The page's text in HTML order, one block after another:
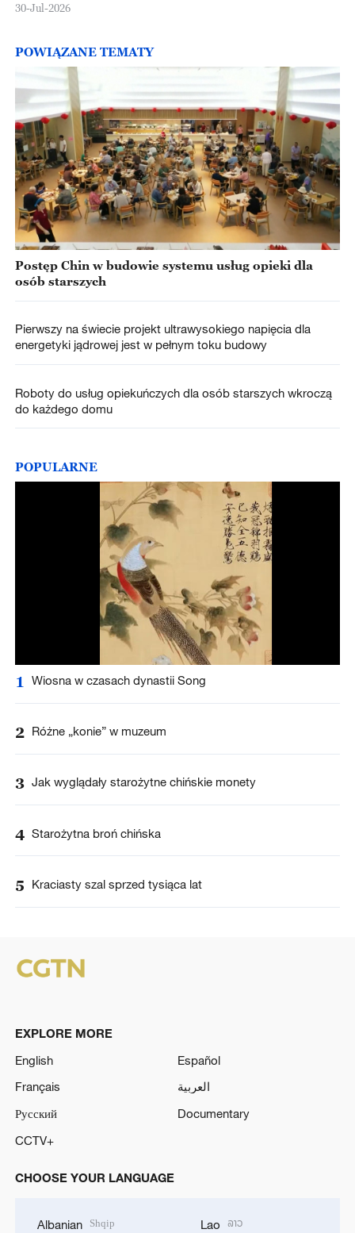
30-Jul-2026
POWIĄZANE TEMATY
Postęp Chin w budowie systemu usług opieki dla
osób starszych
Pierwszy na świecie projekt ultrawysokiego napięcia dla
energetyki jądrowej jest w pełnym toku budowy
Roboty do usług opiekuńczych dla osób starszych wkroczą
do każdego domu
POPULARNE
1 Wiosna w czasach dynastii Song
2 Różne „konie” w muzeum
3 Jak wyglądały starożytne chińskie monety
4 Starożytna broń chińska
5 Kraciasty szal sprzed tysiąca lat
EXPLORE MORE
English
Español
Français
العربية
Русский
Documentary
CCTV+
CHOOSE YOUR LANGUAGE
Albanian Shqip Lao ລາວ